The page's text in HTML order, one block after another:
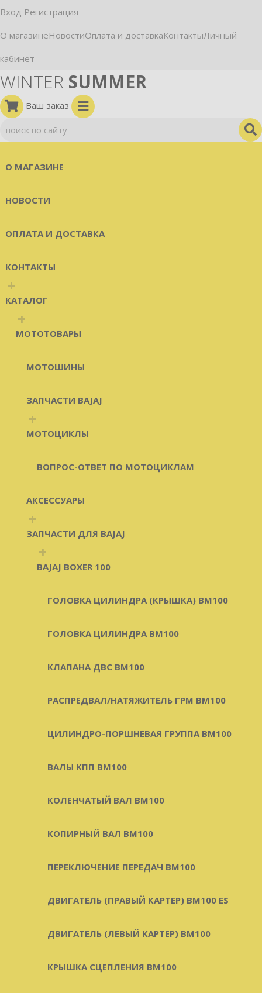
Вход Регистрация
О магазинеНовостиОплата и доставкаКонтактыЛичный
кабинет
WINTER SUMMER
Ваш заказ
О МАГАЗИНЕ
НОВОСТИ
ОПЛАТА И ДОСТАВКА
КОНТАКТЫ
+
КАТАЛОГ
+
МОТОТОВАРЫ
МОТОШИНЫ
ЗАПЧАСТИ BAJAJ
+
МОТОЦИКЛЫ
ВОПРОС-ОТВЕТ ПО МОТОЦИКЛАМ
АКСЕССУАРЫ
+
ЗАПЧАСТИ ДЛЯ BAJAJ
+
BAJAJ BOXER 100
ГОЛОВКА ЦИЛИНДРА (КРЫШКА) BM100
ГОЛОВКА ЦИЛИНДРА BM100
КЛАПАНА ДВС BM100
РАСПРЕДВАЛ/НАТЯЖИТЕЛЬ ГРМ BM100
ЦИЛИНДРО-ПОРШНЕВАЯ ГРУППА BM100
ВАЛЫ КПП BM100
КОЛЕНЧАТЫЙ ВАЛ BM100
КОПИРНЫЙ ВАЛ BM100
ПЕРЕКЛЮЧЕНИЕ ПЕРЕДАЧ BM100
ДВИГАТЕЛЬ (ПРАВЫЙ КАРТЕР) BM100 ES
ДВИГАТЕЛЬ (ЛЕВЫЙ КАРТЕР) BM100
КРЫШКА СЦЕПЛЕНИЯ BM100